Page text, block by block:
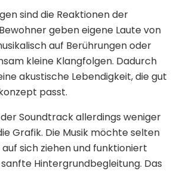
sind die Reaktionen der
geben eigene Laute von
auf Berührungen oder
kleine Klangfolgen. Dadurch
akustische Lebendigkeit, die gut
passt.
Soundtrack allerdings weniger
Grafik. Die Musik möchte selten
sich ziehen und funktioniert
Hintergrundbegleitung. Das